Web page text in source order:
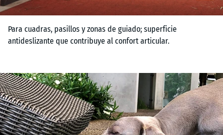
Para cuadras, pasillos y zonas de guiado; superficie
antideslizante que contribuye al confort articular.